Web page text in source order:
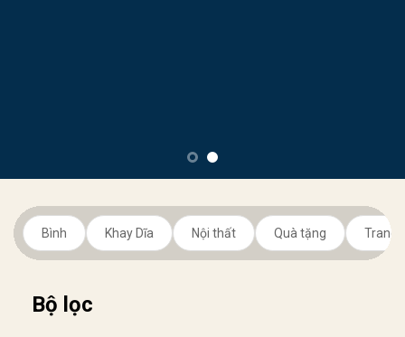
Bình Khay Dĩa Nội thất Quà tặng Trang
Bộ lọc